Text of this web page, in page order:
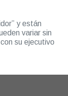
y están
variar sin
su ejecutivo